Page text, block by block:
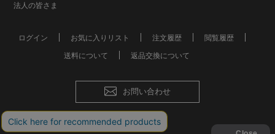
法人の皆さま
ログイン お気に入りリスト 注文履歴 閲覧履歴
送料について 返品交換について
お問い合わせ